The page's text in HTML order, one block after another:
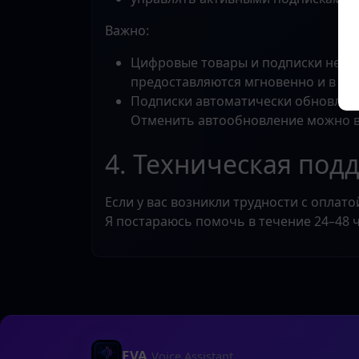
Важно:
Цифровые товары и подписки не
предоставляются мгновенно и в
Подписки автоматически
Отменить автообновление можно
4. Техническая
Если у вас возникли трудности с
Я постараюсь помочь в течение 24–48
EVAVoice Assistant